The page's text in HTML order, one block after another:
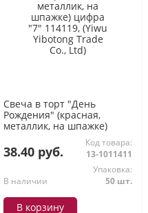
Свеча в торт "День
Рождения" (красная,
металлик, на шпажке)
цифра "7" 114119, (Yiwu
Yibotong Trade Co., Ltd)
38.40 руб.
Код товара:
13-1011411
В наличии
Упаковка:
50 шт.
В корзину